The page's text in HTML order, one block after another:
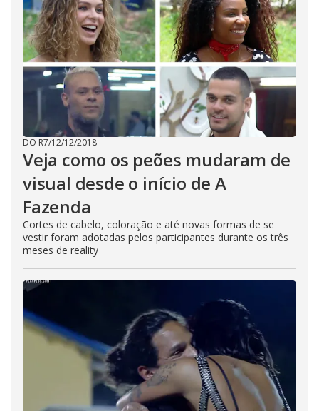
DO R7/12/12/2018
Veja como os peões mudaram de
visual desde o início de A
Fazenda
Cortes de cabelo, coloração e até novas formas de se
vestir foram adotadas pelos participantes durante os três
meses de reality